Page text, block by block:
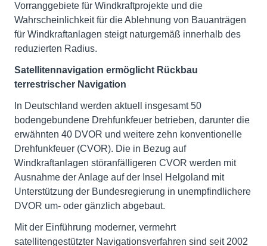
Vorranggebiete für Windkraftprojekte und die
Wahrscheinlichkeit für die Ablehnung von Bauanträgen
für Windkraftanlagen steigt naturgemäß innerhalb des
reduzierten Radius.
Satellitennavigation ermöglicht Rückbau
terrestrischer Navigation
In Deutschland werden aktuell insgesamt 50
bodengebundene Drehfunkfeuer betrieben, darunter die
erwähnten 40 DVOR und weitere zehn konventionelle
Drehfunkfeuer (CVOR). Die in Bezug auf
Windkraftanlagen störanfälligeren CVOR werden mit
Ausnahme der Anlage auf der Insel Helgoland mit
Unterstützung der Bundesregierung in unempfindlichere
DVOR um- oder gänzlich abgebaut.
Mit der Einführung moderner, vermehrt
satellitengestützter Navigationsverfahren sind seit 2002